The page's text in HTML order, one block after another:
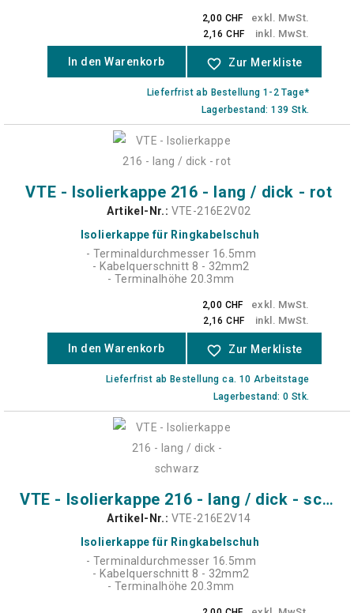
2,00 CHF exkl. MwSt.
2,16 CHF inkl. MwSt.
In den Warenkorb favorite_border Zur Merkliste
Lieferfrist ab Bestellung 1-2 Tage*
Lagerbestand: 139 Stk.
VTE - Isolierkappe 216 - lang / dick - rot
Artikel-Nr.: VTE-216E2V02
Isolierkappe für Ringkabelschuh
- Terminaldurchmesser 16.5mm
- Kabelquerschnitt 8 - 32mm2
- Terminalhöhe 20.3mm
2,00 CHF exkl. MwSt.
2,16 CHF inkl. MwSt.
In den Warenkorb favorite_border Zur Merkliste
Lieferfrist ab Bestellung ca. 10 Arbeitstage
Lagerbestand: 0 Stk.
VTE - Isolierkappe 216 - lang / dick - schwarz
Artikel-Nr.: VTE-216E2V14
Isolierkappe für Ringkabelschuh
- Terminaldurchmesser 16.5mm
- Kabelquerschnitt 8 - 32mm2
- Terminalhöhe 20.3mm